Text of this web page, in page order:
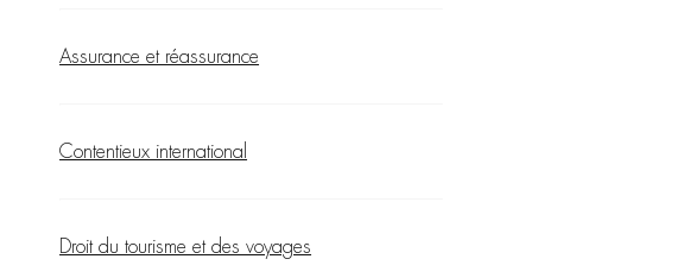
Assurance et réassurance
Contentieux international
Droit du tourisme et des voyages